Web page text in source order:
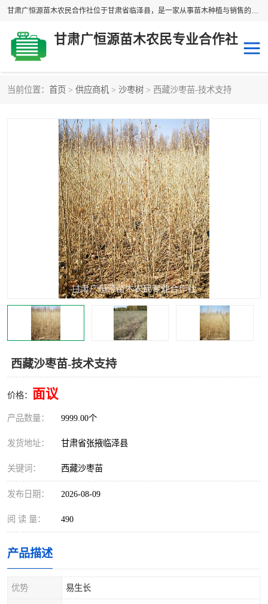
甘肃广恒源苗木农民合作社位于甘肃省临泽县，是一家从事苗木种植与销售的农民合作组织，合作社拥有苗木基地1500多亩，种植苗木品种40多个，年产各类苗木2000多万株。主营：白刺苗、红柳苗、梭梭苗等，我们以“种植一流的苗子，诚信经营”的经营理念，竭诚为每一位客户做优质的服务，欢迎来电咨询！
甘肃广恒源苗木农民专业合作社
当前位置： 首页 > 供应商机 > 沙枣树 > 西藏沙枣苗-技术支持
西藏沙枣苗-技术支持
价格： 面议
产品数量： 9999.00个
发货地址： 甘肃省张掖临泽县
关键词： 西藏沙枣苗
发布日期： 2026-08-09
阅 读 量： 490
产品描述
优势 易生长
柠条
白刺苗
红柳苗
柽柳苗
四翅滨藜